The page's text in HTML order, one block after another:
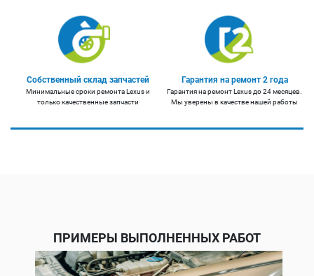
Собственный склад запчастей
Минимальные сроки ремонта Lexus и
только качественные запчасти
Гарантия на ремонт 2 года
Гарантия на ремонт Lexus до 24 месяцев.
Мы уверены в качестве нашей работы
ПРИМЕРЫ ВЫПОЛНЕННЫХ РАБОТ